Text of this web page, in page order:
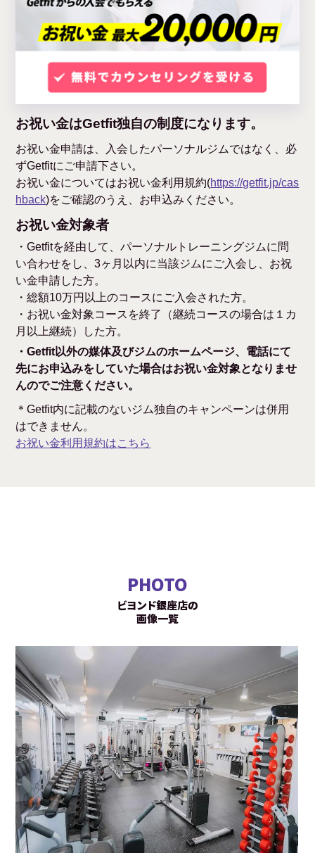
お祝い金はGetfit独自の制度になります。
お祝い金申請は、入会したパーソナルジムではなく、必
ずGetfitにご申請下さい。
お祝い金についてはお祝い金利用規約(https://getfit.jp/cas
hback)をご確認のうえ、お申込みください。
お祝い金対象者
・Getfitを経由して、パーソナルトレーニングジムに問
い合わせをし、3ヶ月以内に当該ジムにご入会し、お祝
い金申請した方。
・総額10万円以上のコースにご入会された方。
・お祝い金対象コースを終了（継続コースの場合は１カ
月以上継続）した方。
・Getfit以外の媒体及びジムのホームページ、電話にて
先にお申込みをしていた場合はお祝い金対象となりませ
んのでご注意ください。
＊Getfit内に記載のないジム独自のキャンペーンは併用
はできません。
お祝い金利用規約はこちら
PHOTO
ビヨンド銀座店の
画像一覧